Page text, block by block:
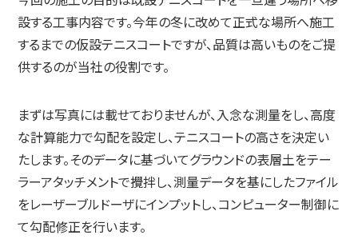
設する工事内容です。今年の冬に改めて正式な場所へ施工
するまでの仮設テニスコートですが、品質は高いものをご提
供するのが当社の役割です。
まずは写真には載せておりませんが、入念な測量をし、高度
な計算能力で勾配を設定し、テニスコートの高さを決定い
たします。そのデータに基づいてグラウンドの表層土をテー
ラーアタッチメントで攪拌し、測量データを基にしたファイル
をレーザーブルドーザにインプットし、コンピューター制御に
て勾配修正を行います。